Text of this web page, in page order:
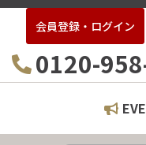
会員登録・ログイン
0120-